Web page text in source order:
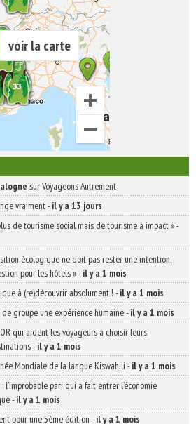
voir la carte
sur Voyageons Autrement
vraiment-il y a 13 jours
de tourisme social mais de tourisme à impact »-
écologique ne doit pas rester une intention,
pour les hôtels »-il y a 1 mois
à (re)découvrir absolument ! -il y a 1 mois
groupe une expérience humaine-il y a 1 mois
qui aident les voyageurs à choisir leurs
-il y a 1 mois
Mondiale de la langue Kiswahili -il y a 1 mois
l’improbable pari qui a fait entrer l’économie
-il y a 1 mois
pour une 5ème édition -il y a 1 mois